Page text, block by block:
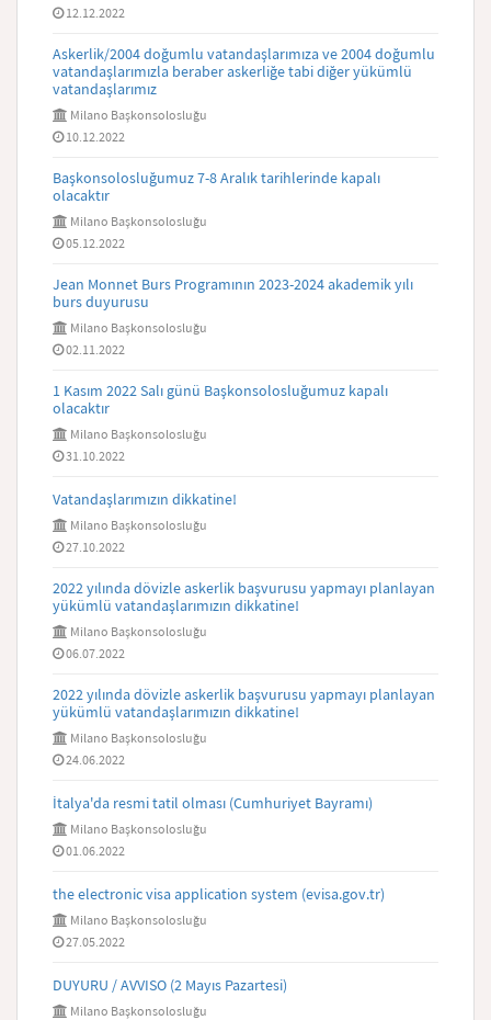
12.12.2022
Askerlik/2004 doğumlu vatandaşlarımıza ve 2004 doğumlu
vatandaşlarımızla beraber askerliğe tabi diğer yükümlü
vatandaşlarımız
Milano Başkonsolosluğu
10.12.2022
Başkonsolosluğumuz 7-8 Aralık tarihlerinde kapalı
olacaktır
Milano Başkonsolosluğu
05.12.2022
Jean Monnet Burs Programının 2023-2024 akademik yılı
burs duyurusu
Milano Başkonsolosluğu
02.11.2022
1 Kasım 2022 Salı günü Başkonsolosluğumuz kapalı
olacaktır
Milano Başkonsolosluğu
31.10.2022
Vatandaşlarımızın dikkatine!
Milano Başkonsolosluğu
27.10.2022
2022 yılında dövizle askerlik başvurusu yapmayı planlayan
yükümlü vatandaşlarımızın dikkatine!
Milano Başkonsolosluğu
06.07.2022
2022 yılında dövizle askerlik başvurusu yapmayı planlayan
yükümlü vatandaşlarımızın dikkatine!
Milano Başkonsolosluğu
24.06.2022
İtalya'da resmi tatil olması (Cumhuriyet Bayramı)
Milano Başkonsolosluğu
01.06.2022
the electronic visa application system (evisa.gov.tr)
Milano Başkonsolosluğu
27.05.2022
DUYURU / AVVISO (2 Mayıs Pazartesi)
Milano Başkonsolosluğu